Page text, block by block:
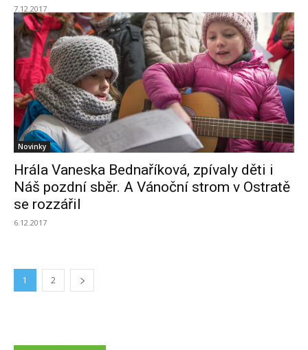
7.12.2017
Novinky
Hrála Vaneska Bednaříková, zpívaly děti i
Náš pozdní sběr. A Vánoční strom v Ostratě
se rozzářil
6.12.2017
1 2